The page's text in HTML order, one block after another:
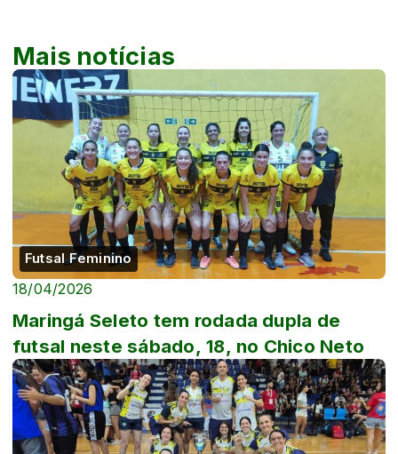
Mais notícias
Futsal Feminino
18/04/2026
Maringá Seleto tem rodada dupla de
futsal neste sábado, 18, no Chico Neto